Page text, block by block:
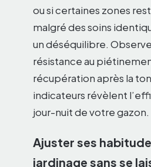
ou si certaines zones
malgré des soins
un déséquilibre.
résistance au
récupération après la
indicateurs révèlent
jour-nuit de votre gazon.
Ajuster ses
jardinage sans se